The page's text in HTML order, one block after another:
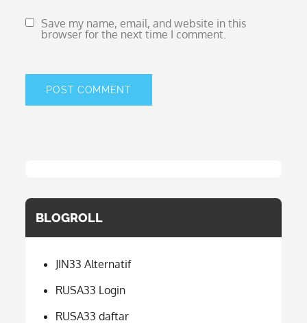
Save my name, email, and website in this
browser for the next time I comment.
BLOGROLL
JIN33 Alternatif
RUSA33 Login
RUSA33 daftar